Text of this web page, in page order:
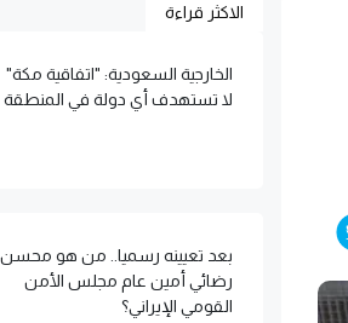
الاكثر قراءة
الخارجية السعودية: "اتفاقية مكة"
لا تستهدف أي دولة في المنطقة
بعد تعيينه رسميا.. من هو محسن
رضائي أمين عام مجلس الأمن
القومي الإيراني؟